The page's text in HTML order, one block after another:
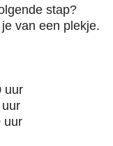
stap?
van een plekje.
uur